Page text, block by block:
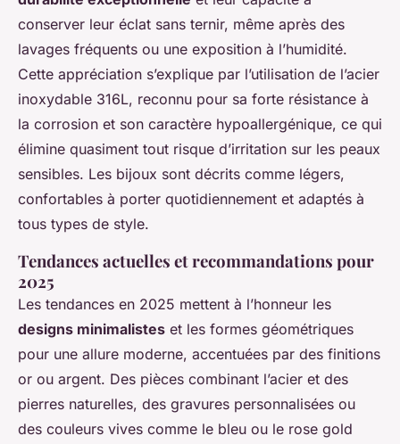
conserver leur éclat sans ternir, même après des
lavages fréquents ou une exposition à l’humidité.
Cette appréciation s’explique par l’utilisation de l’acier
inoxydable 316L, reconnu pour sa forte résistance à
la corrosion et son caractère hypoallergénique, ce qui
élimine quasiment tout risque d’irritation sur les peaux
sensibles. Les bijoux sont décrits comme légers,
confortables à porter quotidiennement et adaptés à
tous types de style.
Tendances actuelles et recommandations pour
2025
Les tendances en 2025 mettent à l’honneur les
designs minimalistes et les formes géométriques
pour une allure moderne, accentuées par des finitions
or ou argent. Des pièces combinant l’acier et des
pierres naturelles, des gravures personnalisées ou
des couleurs vives comme le bleu ou le rose gold